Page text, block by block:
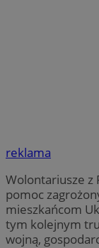
reklama
Wolontariusze z
pomoc
mieszkańcom
tym kolejnym
wojną,